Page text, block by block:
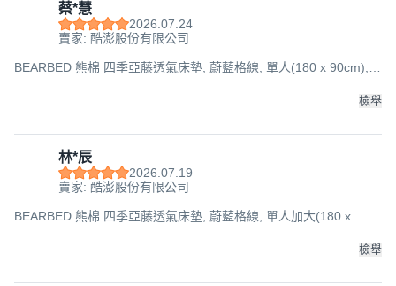
蔡*慧
2026.07.24
賣家: 酷澎股份有限公司
BEARBED 熊棉 四季亞藤透氣床墊, 蔚藍格線, 單人(180 x 90cm),
檢舉
林*辰
2026.07.19
賣家: 酷澎股份有限公司
BEARBED 熊棉 四季亞藤透氣床墊, 蔚藍格線, 單人加大(180 x
檢舉